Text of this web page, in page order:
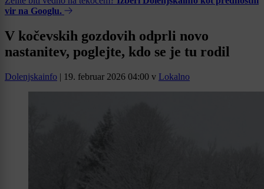
vir na Googlu.
V kočevskih gozdovih odprli novo
nastanitev, poglejte, kdo se je tu rodil
Dolenjskainfo | 19. februar 2026 04:00 v Lokalno